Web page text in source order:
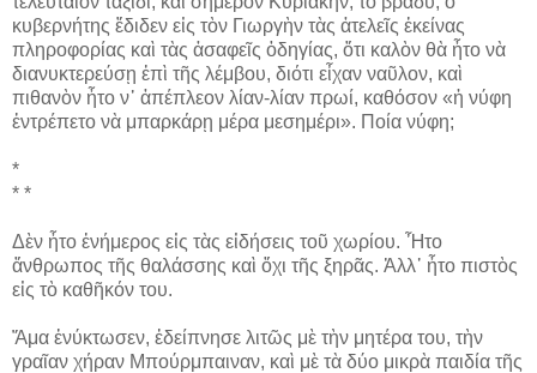
κυβερνήτης ἔδιδεν εἰς τὸν Γιωργὴν τὰς ἀτελεῖς ἐκείνας
πληροφορίας καὶ τὰς ἀσαφεῖς ὁδηγίας, ὅτι καλὸν θὰ ἦτο νὰ
διανυκτερεύσῃ ἐπὶ τῆς λέμβου, διότι εἶχαν ναῦλον, καὶ
πιθανὸν ἦτο ν᾽ ἀπέπλεον λίαν-λίαν πρωί, καθόσον «ἡ νύφη
ἐντρέπετο νὰ μπαρκάρῃ μέρα μεσημέρι». Ποία νύφη;
*
* *
Δὲν ἦτο ἐνήμερος εἰς τὰς εἰδήσεις τοῦ χωρίου. Ἦτο
ἄνθρωπος τῆς θαλάσσης καὶ ὄχι τῆς ξηρᾶς. Ἀλλ᾽ ἦτο πιστὸς
εἰς τὸ καθῆκόν του.
Ἅμα ἐνύκτωσεν, ἐδείπνησε λιτῶς μὲ τὴν μητέρα του, τὴν
γραῖαν χήραν Μπούρμπαιναν, καὶ μὲ τὰ δύο μικρὰ παιδία τῆς